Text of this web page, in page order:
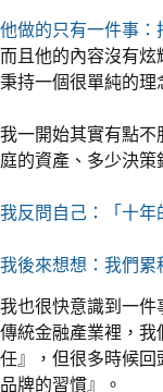
他做的只有一件事：
而且他的內容沒有
秉持一個很單純的
我一開始其實有點不
庭的資產、多少決策
我反問自己：「十年
我後來想想：我們累
我也很快意識到一
傳統金融產業裡，我
任』，但很多時候回
品牌的習慣』。